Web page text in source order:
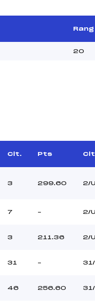
Rang
20
Clt. Pts
3 299.60 2/
7 – 2/
3 211.36 2/
31 –
46 256.60